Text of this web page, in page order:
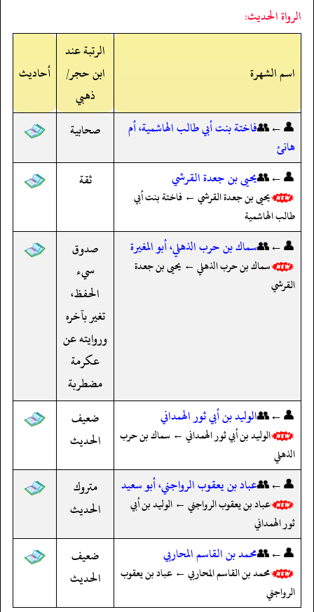
الرواة الحديث:
اسم الشهرة
الرتبة عند
ابن حجر/
ذهبي
أحاديث
👤←👥فاختة بنت أبي طالب الهاشمية، أم
هانئ
صحابية
👤←👥يحيى بن جعدة القرشي
يحيى بن جعدة القرشي ← فاختة بنت أبي
طالب الهاشمية
ثقة
👤←👥سماك بن حرب الذهلي، أبو المغيرة
سماك بن حرب الذهلي ← يحيى بن جعدة
القرشي
صدوق
سيء
الحفظ،
تغير بآخره
وروايته عن
عكرمة
مضطربة
👤←👥الوليد بن أبي ثور الهمداني
الوليد بن أبي ثور الهمداني ← سماك بن حرب
الذهلي
ضعيف
الحديث
👤←👥عباد بن يعقوب الرواجني، أبو سعيد
عباد بن يعقوب الرواجني ← الوليد بن أبي
ثور الهمداني
متروك
الحديث
👤←👥محمد بن القاسم المحاربي
محمد بن القاسم المحاربي ← عباد بن يعقوب
الرواجني
ضعيف
الحديث